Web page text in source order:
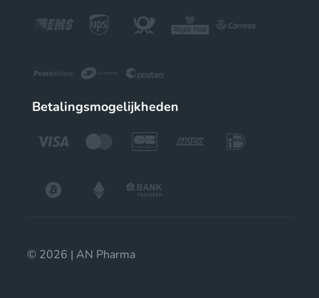
Betalingsmogelijkheden
© 2026 | AN Pharma